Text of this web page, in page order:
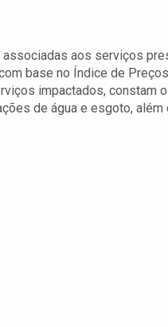
aos serviços
base no Índice de
impactados, constam
de água e esgoto,